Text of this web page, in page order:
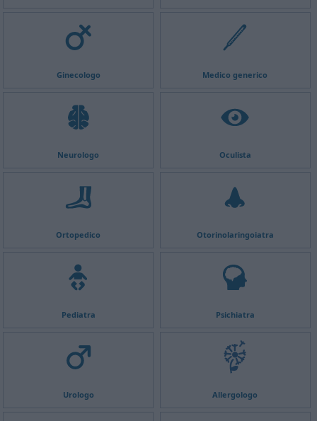
Ginecologo Medico generico
Neurologo Oculista
Ortopedico Otorinolaringoiatra
Pediatra Psichiatra
Urologo Allergologo